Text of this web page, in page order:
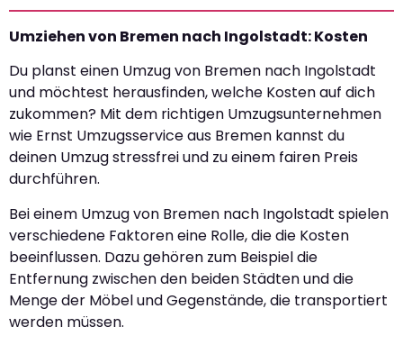
Umziehen von Bremen nach Ingolstadt: Kosten
Du planst einen Umzug von Bremen nach Ingolstadt
und möchtest herausfinden, welche Kosten auf dich
zukommen? Mit dem richtigen Umzugsunternehmen
wie Ernst Umzugsservice aus Bremen kannst du
deinen Umzug stressfrei und zu einem fairen Preis
durchführen.
Bei einem Umzug von Bremen nach Ingolstadt spielen
verschiedene Faktoren eine Rolle, die die Kosten
beeinflussen. Dazu gehören zum Beispiel die
Entfernung zwischen den beiden Städten und die
Menge der Möbel und Gegenstände, die transportiert
werden müssen.